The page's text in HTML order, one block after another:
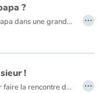
?
Abel, huit ans, vit avec son papa dans une grande ville qui ressemble à un escargot. Dans son quartier, il a ses repères favoris : l’épicerie et la petite cantine. La famille qui entoure Abel rend son enfance heureuse et douce. Les weekends avec sa marraine Manue et les vacances d’été avec Mamichat se transforment en refuge. Il y est à l’abri de l’âge adulte. Abel voudrait aussi que son papa retrouve son esprit d’enfant pour éviter que le travail, les responsabilités et les tâches du quotidien ne deviennent les écueils qui le feraient sombrer dans la grisaille. …
!
Voyagez dans le temps pour faire la rencontre de Wolfgang Amadeus Mozart en suivant Minime, une charmante petite souris qui raffole du fromage et de la musique ! Sur le quai d’un port, il fait un froid de canard lorsque débarque un garçon arborant une perruque blanche et vêtu d’un habit de velours rouge. Avec les membres de sa famille, il vient donner un concert dans une ville étrangère. À la surprise du douanier mécontent et des dockers à la mine renfrognée, le jeune musicien sort son violon d’un étui et se met à jouer, accompagné de sa sœur au piano. Le froid, la fatigue et la mauvaise humeur disparaissent comme par enchantement grâce à ce gamin qui illuminera de sa musique cette grise journée glaciale ! …